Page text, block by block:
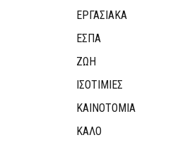
ΕΡΓΑΣΙΑΚΑ
ΕΣΠΑ
ΖΩΗ
ΙΣΟΤΙΜΙΕΣ
ΚΑΙΝΟΤΟΜΊΑ
ΚΑΛΟ